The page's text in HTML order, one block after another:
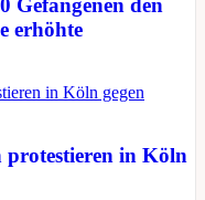
Gefangenen den
erhöhte
protestieren in Köln